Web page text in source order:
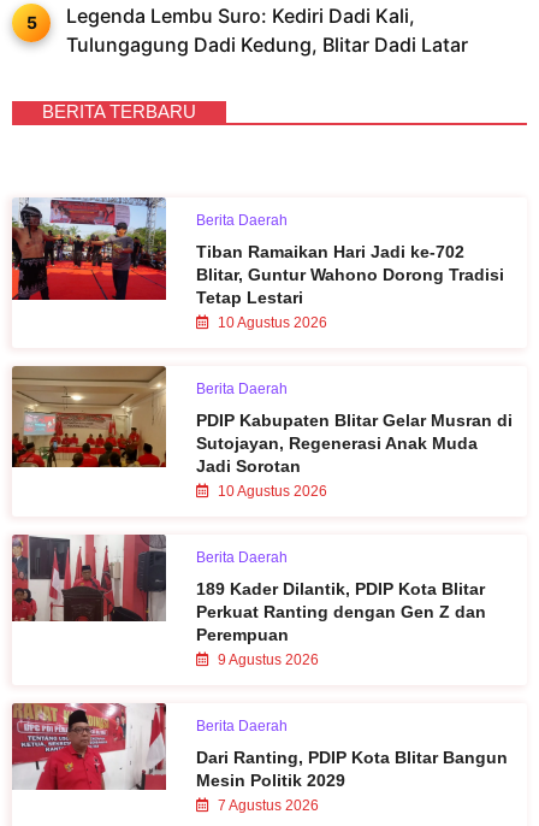
Legenda Lembu Suro: Kediri Dadi Kali,
Tulungagung Dadi Kedung, Blitar Dadi Latar
BERITA TERBARU
Berita Daerah
Tiban Ramaikan Hari Jadi ke-702
Blitar, Guntur Wahono Dorong Tradisi
Tetap Lestari
10 Agustus 2026
Berita Daerah
PDIP Kabupaten Blitar Gelar Musran di
Sutojayan, Regenerasi Anak Muda
Jadi Sorotan
10 Agustus 2026
Berita Daerah
189 Kader Dilantik, PDIP Kota Blitar
Perkuat Ranting dengan Gen Z dan
Perempuan
9 Agustus 2026
Berita Daerah
Dari Ranting, PDIP Kota Blitar Bangun
Mesin Politik 2029
7 Agustus 2026